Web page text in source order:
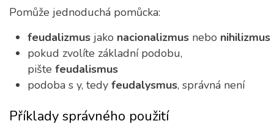
Pomůže jednoduchá pomůcka:
feudalizmus jako nacionalizmus nebo nihilizmus
pokud zvolíte základní podobu,
pište feudalismus
podoba s y, tedy feudalysmus, správná není
Příklady správného použití